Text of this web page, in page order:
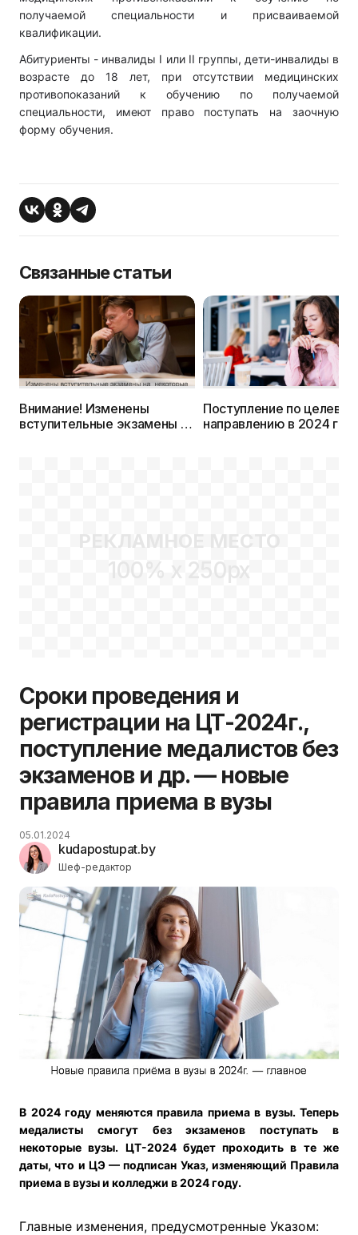
получаемой специальности и присваиваемой
квалификации.
Абитуриенты - инвалиды I или II группы, дети-инвалиды в
возрасте до 18 лет, при отсутствии медицинских
противопоказаний к обучению по получаемой
специальности, имеют право поступать на заочную
форму обучения.
Связанные статьи
Внимание! Изменены
вступительные экзамены на
Поступление по
направлению в 2024
РЕКЛАМНОЕ МЕСТО
100% x 250px
Сроки проведения и
регистрации на ЦТ-2024г.,
поступление медалистов без
экзаменов и др. — новые
правила приема в вузы
kudapostupat.by
Шеф-редактор
05.01.2024
В 2024 году меняются правила приема в вузы. Теперь
медалисты смогут без экзаменов поступать в
некоторые вузы. ЦТ-2024 будет проходить в те же
даты, что и ЦЭ — подписан Указ, изменяющий Правила
приема в вузы и колледжи в 2024 году.
Главные изменения, предусмотренные Указом: